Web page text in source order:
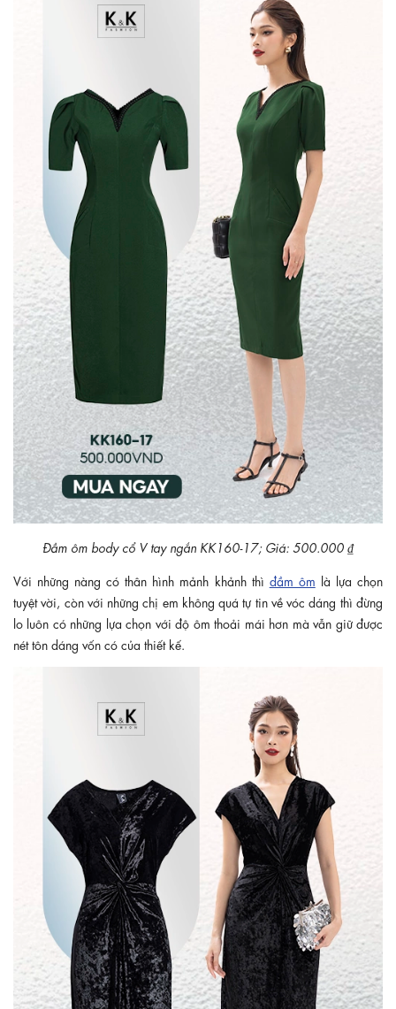
Đầm ôm body cổ V tay ngắn KK160-17; Giá: 500.000 ₫
Với những nàng có thân hình mảnh khảnh thì đầm ôm là lựa chọn
tuyệt vời, còn với những chị em không quá tự tin về vóc dáng thì đừng
lo luôn có những lựa chọn với độ ôm thoải mái hơn mà vẫn giữ được
nét tôn dáng vốn có của thiết kế.